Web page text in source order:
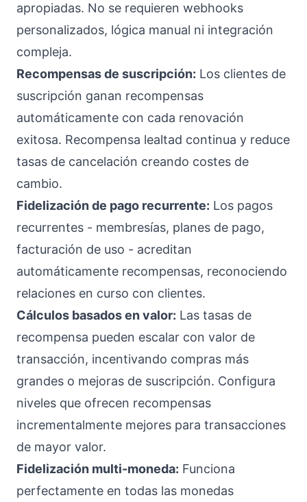
apropiadas. No se requieren webhooks
personalizados, lógica manual ni integración
compleja.
Recompensas de suscripción: Los clientes de
suscripción ganan recompensas
automáticamente con cada renovación
exitosa. Recompensa lealtad continua y reduce
tasas de cancelación creando costes de
cambio.
Fidelización de pago recurrente: Los pagos
recurrentes - membresías, planes de pago,
facturación de uso - acreditan
automáticamente recompensas, reconociendo
relaciones en curso con clientes.
Cálculos basados en valor: Las tasas de
recompensa pueden escalar con valor de
transacción, incentivando compras más
grandes o mejoras de suscripción. Configura
niveles que ofrecen recompensas
incrementalmente mejores para transacciones
de mayor valor.
Fidelización multi-moneda: Funciona
perfectamente en todas las monedas